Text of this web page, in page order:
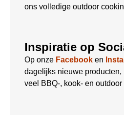
ons volledige outdoor
Inspiratie op
Op onze Facebook en
dagelijks nieuwe producten,
veel BBQ-, kook- en